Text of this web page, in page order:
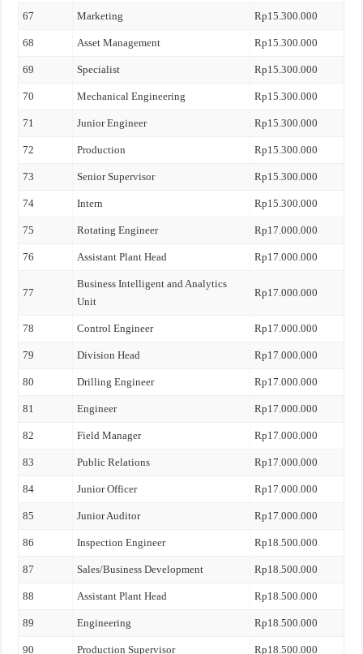
67 Marketing Rp15.300.000
68 Asset Management Rp15.300.000
69 Specialist Rp15.300.000
70 Mechanical Engineering Rp15.300.000
71 Junior Engineer Rp15.300.000
72 Production Rp15.300.000
73 Senior Supervisor Rp15.300.000
74 Intern Rp15.300.000
75 Rotating Engineer Rp17.000.000
76 Assistant Plant Head Rp17.000.000
77
Business Intelligent and Analytics
Unit
Rp17.000.000
78 Control Engineer Rp17.000.000
79 Division Head Rp17.000.000
80 Drilling Engineer Rp17.000.000
81 Engineer Rp17.000.000
82 Field Manager Rp17.000.000
83 Public Relations Rp17.000.000
84 Junior Officer Rp17.000.000
85 Junior Auditor Rp17.000.000
86 Inspection Engineer Rp18.500.000
87 Sales/Business Development Rp18.500.000
88 Assistant Plant Head Rp18.500.000
89 Engineering Rp18.500.000
90 Production Supervisor Rp18.500.000